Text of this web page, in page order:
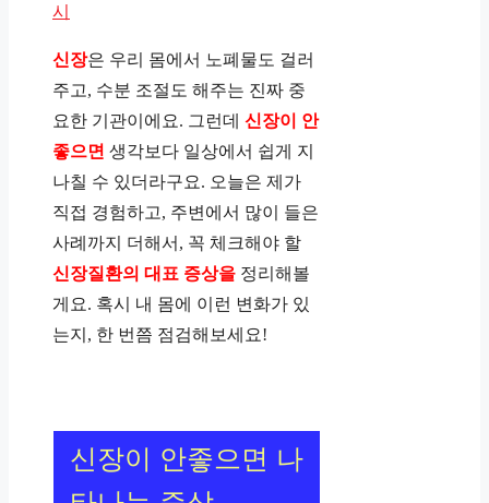
시
신장은 우리 몸에서 노폐물도 걸러
주고, 수분 조절도 해주는 진짜 중
요한 기관이에요. 그런데 신장이 안
좋으면 생각보다 일상에서 쉽게 지
나칠 수 있더라구요. 오늘은 제가
직접 경험하고, 주변에서 많이 들은
사례까지 더해서, 꼭 체크해야 할
신장질환의 대표 증상을 정리해볼
게요. 혹시 내 몸에 이런 변화가 있
는지, 한 번쯤 점검해보세요!
신장이 안좋으면 나